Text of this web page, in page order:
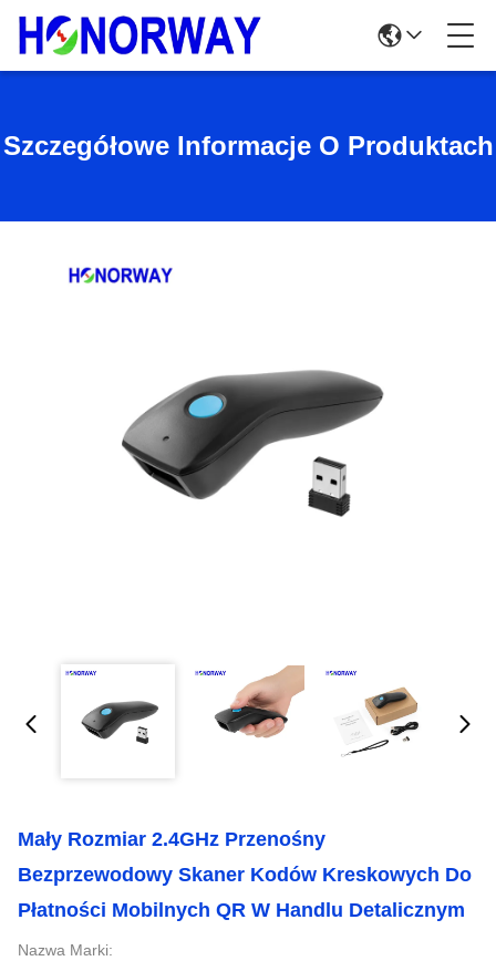
Szczegółowe Informacje O Produktach
Mały Rozmiar 2.4GHz Przenośny
Bezprzewodowy Skaner Kodów Kreskowych Do
Płatności Mobilnych QR W Handlu Detalicznym
Nazwa Marki: